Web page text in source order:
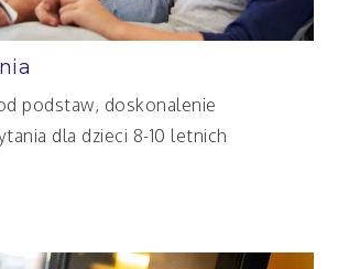
podstaw, doskonalenie
dla dzieci 8-10 letnich